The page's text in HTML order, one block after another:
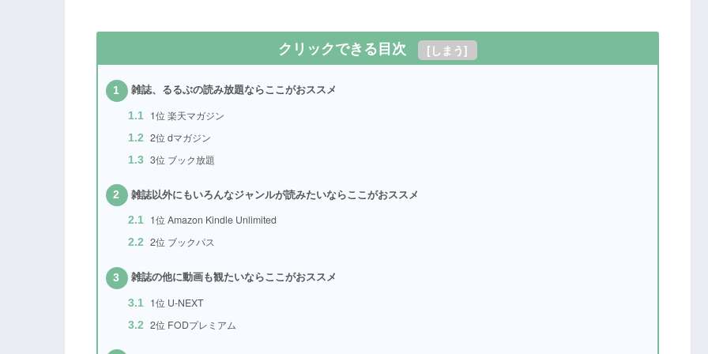
クリックできる目次 [ しまう]
1 雑誌、るるぶの読み放題ならここがおススメ
1.1 1位 楽天マガジン
1.2 2位 dマガジン
1.3 3位 ブック放題
2 雑誌以外にもいろんなジャンルが読みたいならここがおススメ
2.1 1位 Amazon Kindle Unlimited
2.2 2位 ブックパス
3 雑誌の他に動画も観たいならここがおススメ
3.1 1位 U-NEXT
3.2 2位 FODプレミアム